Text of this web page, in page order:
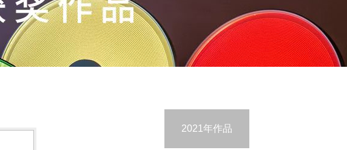
2021年作品